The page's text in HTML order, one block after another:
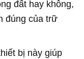
đất hay không,
đúng của trữ
bị này giúp